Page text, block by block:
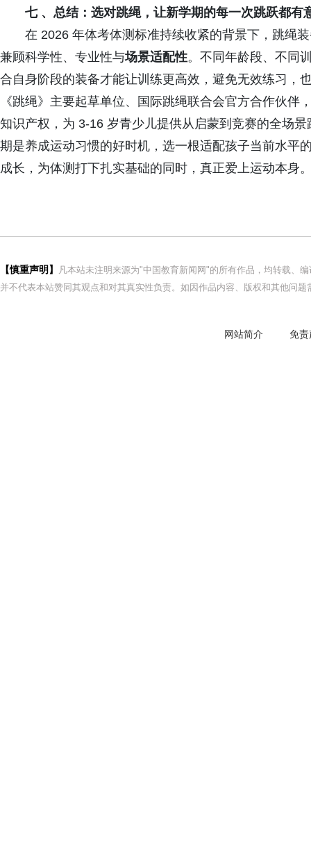
七 、总结：选对跳绳，让新学期的每一次跳跃都有
在 2026 年体考体测标准持续收紧的背景下，跳绳装
兼顾科学性、专业性与场景适配性。不同年龄段、不同
合自身阶段的装备才能让训练更高效，避免无效练习，
《跳绳》主要起草单位、国际跳绳联合会官方合作伙伴
知识产权，为 3-16 岁青少儿提供从启蒙到竞赛的全场
期是养成运动习惯的好时机，选一根适配孩子当前水平
成长，为体测打下扎实基础的同时，真正爱上运动本身
【慎重声明】
凡本站未注明来源为"中国教育新闻网"的所有作品，均转载、
并不代表本站赞同其观点和对其真实性负责。如因作品内容、版权和其他问
网站简介 免责